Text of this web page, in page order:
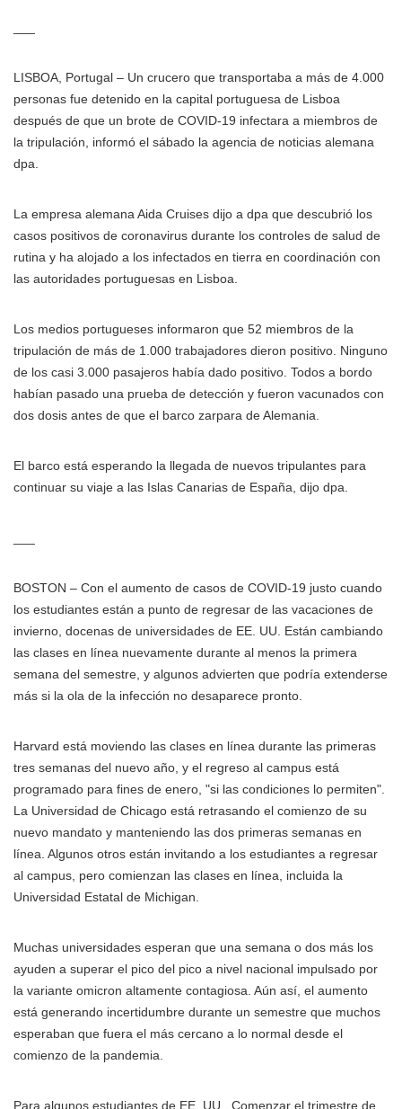
LISBOA, Portugal – Un crucero que transportaba a más de 4.000
personas fue detenido en la capital portuguesa de Lisboa
después de que un brote de COVID-19 infectara a miembros de
la tripulación, informó el sábado la agencia de noticias alemana
dpa.
La empresa alemana Aida Cruises dijo a dpa que descubrió los
casos positivos de coronavirus durante los controles de salud de
rutina y ha alojado a los infectados en tierra en coordinación con
las autoridades portuguesas en Lisboa.
Los medios portugueses informaron que 52 miembros de la
tripulación de más de 1.000 trabajadores dieron positivo. Ninguno
de los casi 3.000 pasajeros había dado positivo. Todos a bordo
habían pasado una prueba de detección y fueron vacunados con
dos dosis antes de que el barco zarpara de Alemania.
El barco está esperando la llegada de nuevos tripulantes para
continuar su viaje a las Islas Canarias de España, dijo dpa.
BOSTON – Con el aumento de casos de COVID-19 justo cuando
los estudiantes están a punto de regresar de las vacaciones de
invierno, docenas de universidades de EE. UU. Están cambiando
las clases en línea nuevamente durante al menos la primera
semana del semestre, y algunos advierten que podría extenderse
más si la ola de la infección no desaparece pronto.
Harvard está moviendo las clases en línea durante las primeras
tres semanas del nuevo año, y el regreso al campus está
programado para fines de enero, "si las condiciones lo permiten".
La Universidad de Chicago está retrasando el comienzo de su
nuevo mandato y manteniendo las dos primeras semanas en
línea. Algunos otros están invitando a los estudiantes a regresar
al campus, pero comienzan las clases en línea, incluida la
Universidad Estatal de Michigan.
Muchas universidades esperan que una semana o dos más los
ayuden a superar el pico del pico a nivel nacional impulsado por
la variante omicron altamente contagiosa. Aún así, el aumento
está generando incertidumbre durante un semestre que muchos
esperaban que fuera el más cercano a lo normal desde el
comienzo de la pandemia.
Para algunos estudiantes de EE. UU., Comenzar el trimestre de